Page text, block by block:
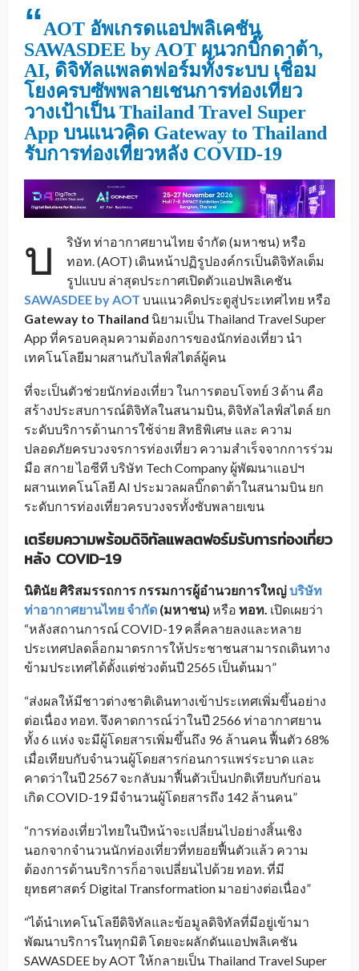
“AOT อัพเกรดแอปพลิเคชัน
SAWASDEE by AOT ผนวกบิ๊กดาต้า,
AI, ดิจิทัลแพลตฟอร์มทั้งระบบ เชื่อม
โยงครบซัพพลายเชนการท่องเที่ยว
วางเป้าเป็น Thailand Travel Super
App บนแนวคิด Gateway to Thailand
รับการท่องเที่ยวหลัง COVID-19
บ
ริษัท ท่าอากาศยานไทย จำกัด (มหาชน) หรือ
ทอท. (AOT) เดินหน้าปฏิรูปองค์กรเป็นดิจิทัลเต็ม
รูปแบบ ล่าสุดประกาศเปิดตัวแอปพลิเคชัน
SAWASDEE by AOT บนแนวคิดประตูสู่ประเทศไทย หรือ
Gateway to Thailand นิยามเป็น Thailand Travel Super
App ที่ครอบคลุมความต้องการของนักท่องเที่ยว นำ
เทคโนโลยีมาผสานกับไลฟ์สไตล์ผู้คน
ที่จะเป็นตัวช่วยนักท่องเที่ยว ในการตอบโจทย์ 3 ด้าน คือ
สร้างประสบการณ์ดิจิทัลในสนามบิน, ดิจิทัลไลฟ์สไตล์ ยก
ระดับบริการด้านการใช้จ่าย สิทธิพิเศษ และ ความ
ปลอดภัยครบวงจรการท่องเที่ยว ความสำเร็จจากการร่วม
มือ สกาย ไอซีที บริษัท Tech Company ผู้พัฒนาแอปฯ
ผสานเทคโนโลยี AI ประมวลผลบิ๊กดาต้าในสนามบิน ยก
ระดับการท่องเที่ยวครบวงจรทั้งซับพลายเขน
เตรียมความพร้อมดิจิทัลแพลตฟอร์มรับการท่องเที่ยว
หลัง COVID-19
นิตินัย ศิริสมรรถการ กรรมการผู้อำนวยการใหญ่บริษัท
ท่าอากาศยานไทย จำกัด (มหาชน) หรือ ทอท. เปิดเผยว่า
“หลังสถานการณ์ COVID-19 คลี่คลายลงและหลาย
ประเทศปลดล็อกมาตรการให้ประชาชนสามารถเดินทาง
ข้ามประเทศได้ตั้งแต่ช่วงต้นปี 2565 เป็นต้นมา”
“ส่งผลให้มีชาวต่างชาติเดินทางเข้าประเทศเพิ่มขึ้นอย่าง
ต่อเนื่อง ทอท. จึงคาดการณ์ว่าในปี 2566 ท่าอากาศยาน
ทั้ง 6 แห่ง จะมีผู้โดยสารเพิ่มขึ้นถึง 96 ล้านคน ฟื้นตัว 68%
เมื่อเทียบกับจำนวนผู้โดยสารก่อนการแพร่ระบาด และ
คาดว่าในปี 2567 จะกลับมาฟื้นตัวเป็นปกติเทียบกับก่อน
เกิด COVID-19 มีจำนวนผู้โดยสารถึง 142 ล้านคน”
“การท่องเที่ยวไทยในปีหน้าจะเปลี่ยนไปอย่างสิ้นเชิง
นอกจากจำนวนนักท่องเที่ยวที่ทยอยฟื้นตัวแล้ว ความ
ต้องการด้านบริการก็อาจเปลี่ยนไปด้วย ทอท. ที่มี
ยุทธศาสตร์ Digital Transformation มาอย่างต่อเนื่อง”
“ได้นำเทคโนโลยีดิจิทัลและข้อมูลดิจิทัลที่มีอยู่เข้ามา
พัฒนาบริการในทุกมิติ โดยจะผลักดันแอปพลิเคชัน
SAWASDEE by AOT ให้กลายเป็น Thailand Travel Super